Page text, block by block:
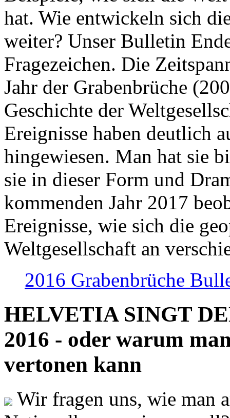
hat. Wie entwickeln sich
weiter? Unser Bulletin
Fragezeichen. Die
Jahr der Grabenbrüche
Geschichte der
Ereignisse haben deutlich
hingewiesen. Man hat sie
sie in dieser Form und
kommenden Jahr 2017
Ereignisse, wie sich die
Weltgesellschaft an
2016 Grabenbrüche
HELVETIA SINGT
2016 - oder warum
vertonen kann
Wir fragen uns, wie man